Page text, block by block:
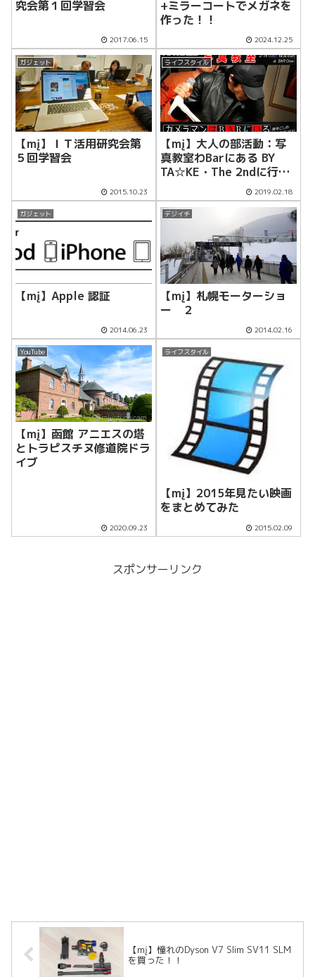
究会第１回学習会
2017.06.15
+ミラーコートでメガネを
作った！！
2024.12.25
ガジェット
【mį】ＩＴ活用研究会第
５回学習会
2015.10.23
ライフスタイル
【mį】大人の部活動：写
真教室わBarにある BY
TA☆KE・The 2ndに行っ
2019.02.18
ガジェット
【mį】Apple 認証
2014.06.23
デジイチ
【mį】札幌モーターショ
ー ２
2014.02.16
YouTube
【mį】函館 アニエスの塔
とトラピスチヌ修道院ドラ
イブ
2020.09.23
ライフスタイル
【mį】2015年見たい映画
をまとめてみた
2015.02.09
スポンサーリンク
【mį】憧れのDyson V7 Slim SV11 SLM
を買った！！